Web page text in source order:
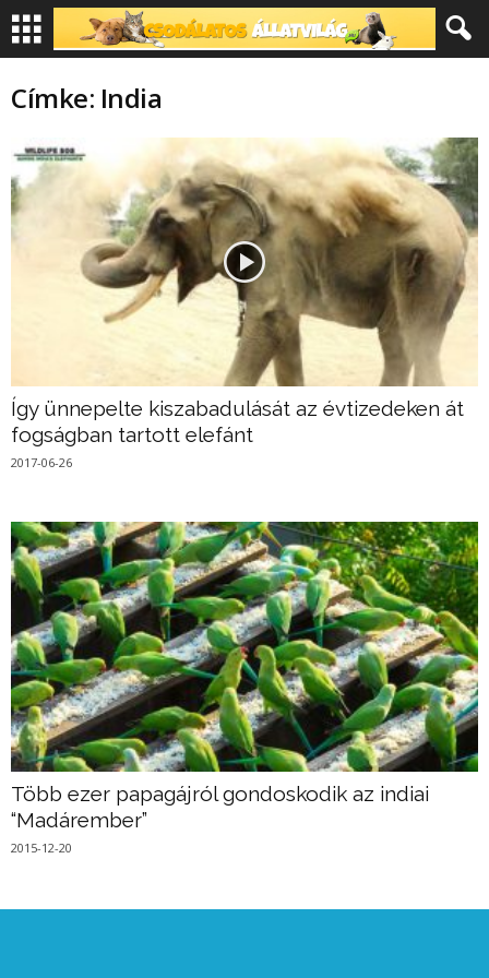
Címke: India
Így ünnepelte kiszabadulását az évtizedeken át
fogságban tartott elefánt
2017-06-26
Több ezer papagájról gondoskodik az indiai
“Madárember”
2015-12-20